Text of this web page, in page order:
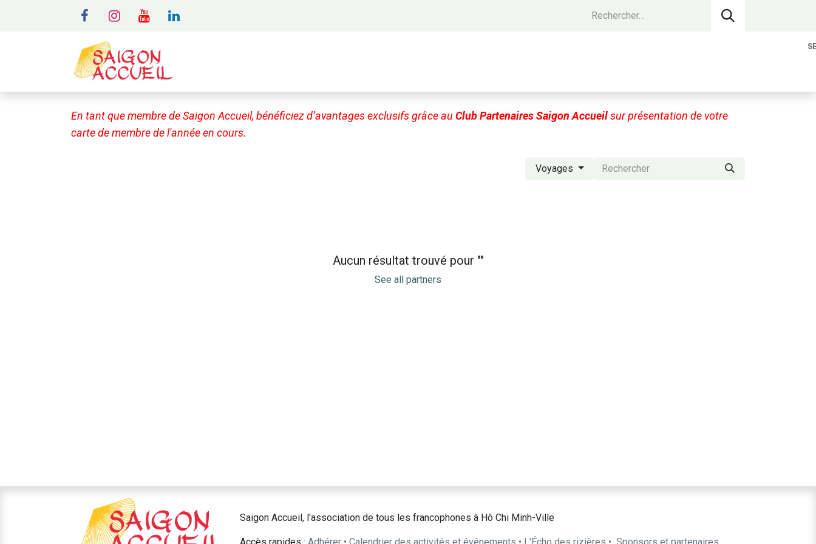
En tant que membre de Saigon Accueil, bénéficiez d’avantages exclusifs grâce au Club Partenaires Saigon Accueilsur présentation de votre
carte de membre de l'année en cours.
Voyages
Aucun résultat trouvé pour ""
See all partners
Saigon Accueil, l'association de tous les francophones à Hô Chi Minh-Ville